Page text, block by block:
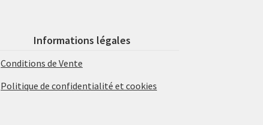
Informations légales
Conditions de Vente
Politique de confidentialité et cookies